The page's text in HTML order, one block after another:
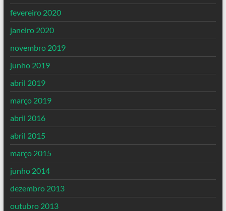
fevereiro 2020
janeiro 2020
novembro 2019
junho 2019
abril 2019
março 2019
abril 2016
abril 2015
março 2015
junho 2014
dezembro 2013
outubro 2013